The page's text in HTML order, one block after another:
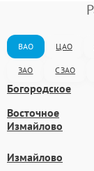
ВАО ЦАО
ЗАО СЗАО
Богородское
Восточное
Измайлово
Измайлово